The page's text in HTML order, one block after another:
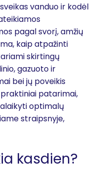
vanduo ir kodėl
pagal svorį, amžių
kaip atpažinti
skirtingų
gazuoto ir
bei jų poveikis
patarimai,
optimalų
straipsnyje,
kasdien?